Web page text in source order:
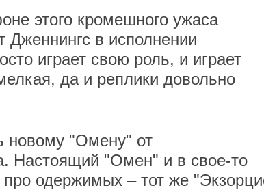
этого кромешного ужаса
Дженнингс в исполнении
играет свою роль, и играет
да и реплики довольно
новому "Омену" от
Настоящий "Омен" и в свое-то
одержимых – тот же